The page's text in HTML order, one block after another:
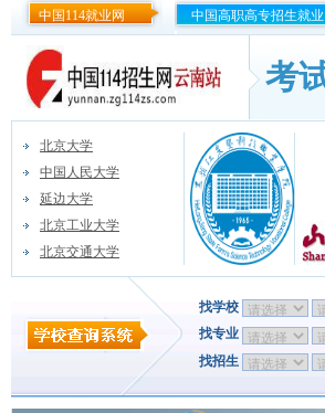
中国114就业网 中国高职高专招生就业
考
北京大学
中国人民大学
延边大学
北京工业大学
北京交通大学
找学校
找专业
找招生